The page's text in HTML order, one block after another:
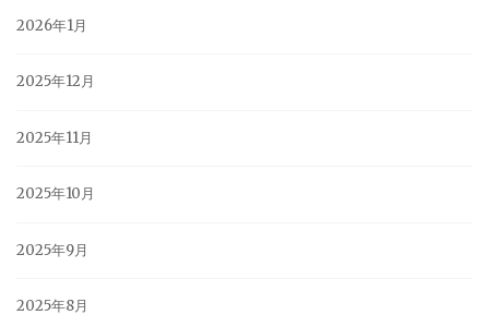
2026年1月
2025年12月
2025年11月
2025年10月
2025年9月
2025年8月